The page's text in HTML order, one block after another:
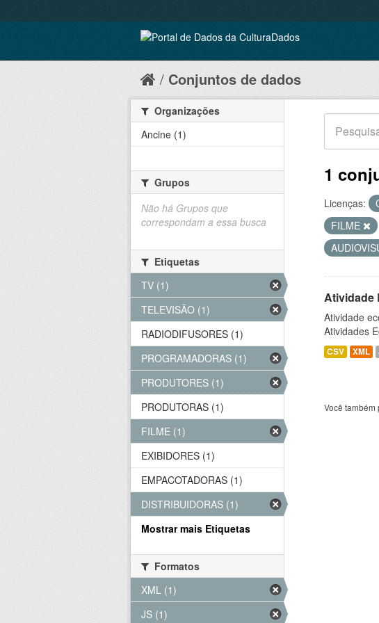
Conjuntos de dados
1
Licenças:
FILME
Atividade
Atividade
Atividades
CSV XML
Você também
Organizações
Ancine (1)
Grupos
Não há Grupos que
correspondam a essa busca
Etiquetas
TV (1)
TELEVISÃO (1)
RADIODIFUSORES (1)
PROGRAMADORAS (1)
PRODUTORES (1)
PRODUTORAS (1)
FILME (1)
EXIBIDORES (1)
EMPACOTADORAS (1)
DISTRIBUIDORAS (1)
Mostrar mais Etiquetas
Formatos
XML (1)
JS (1)